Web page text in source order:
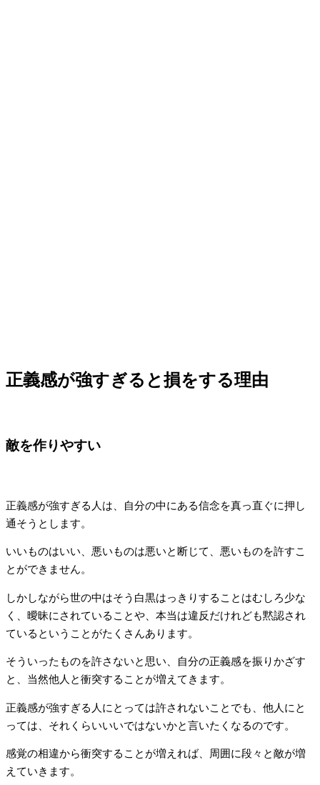
正義感が強すぎると損をする理由
敵を作りやすい
正義感が強すぎる人は、自分の中にある信念を真っ直ぐに押し
通そうとします。
いいものはいい、悪いものは悪いと断じて、悪いものを許すこ
とができません。
しかしながら世の中はそう白黒はっきりすることはむしろ少な
く、曖昧にされていることや、本当は違反だけれども黙認され
ているということがたくさんあります。
そういったものを許さないと思い、自分の正義感を振りかざす
と、当然他人と衝突することが増えてきます。
正義感が強すぎる人にとっては許されないことでも、他人にと
っては、それくらいいいではないかと言いたくなるのです。
感覚の相違から衝突することが増えれば、周囲に段々と敵が増
えていきます。